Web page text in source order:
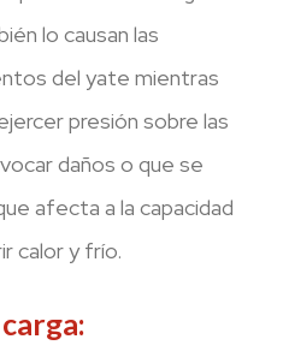
lo causan las
del yate mientras
presión sobre las
daños o que se
afecta a la capacidad
calor y frío.